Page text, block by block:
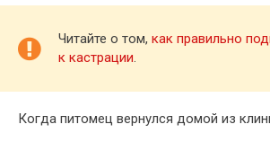
Читайте о том, как правильно
к кастрации.
Когда питомец вернулся домой из